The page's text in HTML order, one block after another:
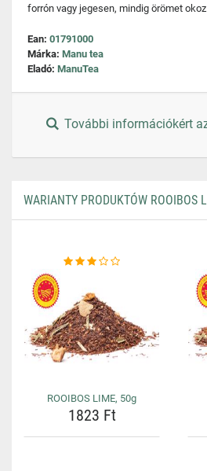
forrón vagy jegesen, mindig örömet
Ean: 01791000
Márka: Manu tea
Eladó: ManuTea
További információkért
WARIANTY PRODUKTÓW ROOIBOS
ROOIBOS LIME, 50g
1823 Ft